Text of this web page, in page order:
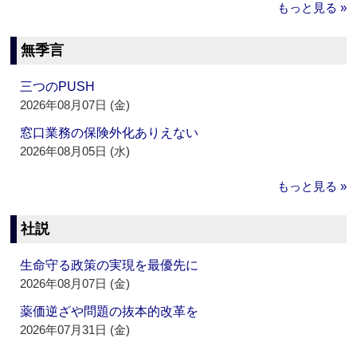
もっと見る »
無季言
三つのPUSH
2026年08月07日 (金)
窓口業務の保険外化ありえない
2026年08月05日 (水)
もっと見る »
社説
生命守る政策の実現を最優先に
2026年08月07日 (金)
薬価逆ざや問題の抜本的改革を
2026年07月31日 (金)